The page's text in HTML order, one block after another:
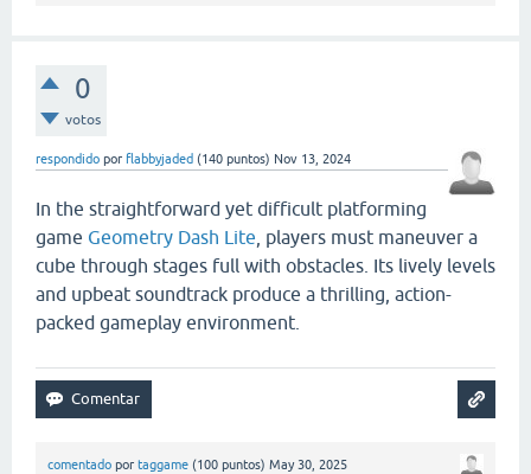
0
votos
respondido por flabbyjaded (140 puntos) Nov 13, 2024
In the straightforward yet difficult platforming
game Geometry Dash Lite , players must maneuver a
cube through stages full with obstacles. Its lively levels
and upbeat soundtrack produce a thrilling, action-
packed gameplay environment.
comentado por taggame (100 puntos) May 30, 2025